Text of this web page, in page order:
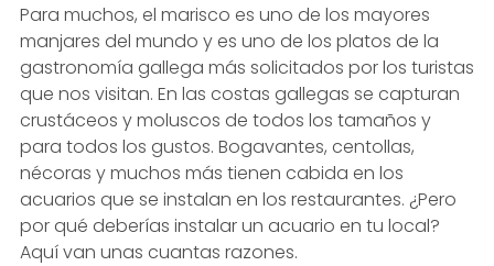
Para muchos, el marisco es uno de los mayores
manjares del mundo y es uno de los platos de la
gastronomía gallega más solicitados por los turistas
que nos visitan. En las costas gallegas se capturan
crustáceos y moluscos de todos los tamaños y
para todos los gustos. Bogavantes, centollas,
nécoras y muchos más tienen cabida en los
acuarios que se instalan en los restaurantes. ¿Pero
por qué deberías instalar un acuario en tu local?
Aquí van unas cuantas razones.